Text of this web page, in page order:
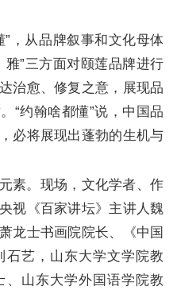
”，从品牌叙事和文化母体
”三方面对颐莲品牌进行
治愈、修复之意，展现品
“约翰啥都懂”说，中国品
必将展现出蓬勃的生机与
素。现场，文化学者、作
视《百家讲坛》主讲人魏
龙士书画院院长、《中国
艺，山东大学文学院教
山东大学外国语学院教